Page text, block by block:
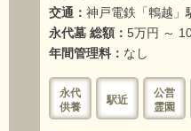
交通： 神戸電鉄「鵯越」
永代墓 総額： 5万円 ～
年間管理料： なし
永代
供養
駅近
公営
霊園